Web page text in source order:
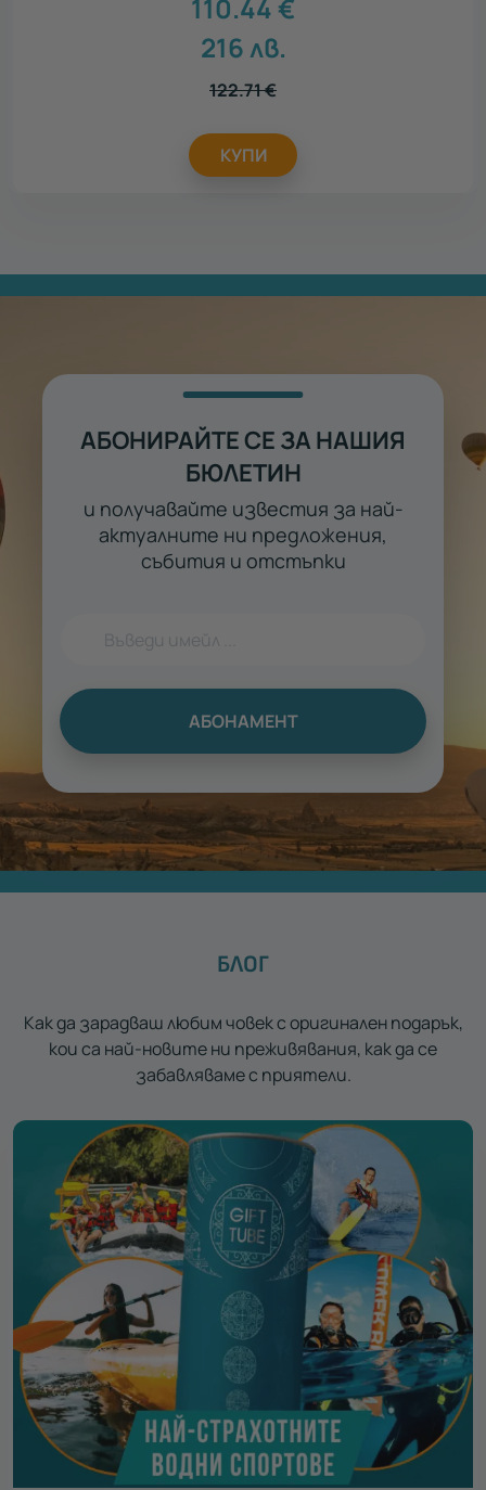
110.44€
216лв.
122.71€
КУПИ
АБОНИРАЙТЕ СЕ ЗА НАШИЯ
БЮЛЕТИН
и получавайте известия за най-
актуалните ни предложения,
събития и отстъпки
АБОНАМЕНТ
БЛОГ
Как да зарадваш любим човек с оригинален подарък,
кои са най-новите ни преживявания, как да се
забавляваме с приятели.